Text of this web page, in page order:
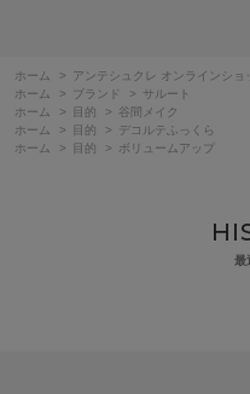
ホーム > アンテシュクレ オンラインショ
ホーム
> ブランド >
サルート
ホーム
> 目的 >
谷間メイク
ホーム
> 目的 >
デコルテふっくら
ホーム
> 目的 > ボリュームアップ
最